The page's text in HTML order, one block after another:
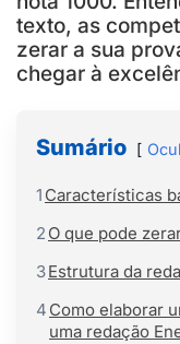
texto, as
zerar a sua
chegar à
Sumário
1 Características
2 O que pode
3Estrutura da
4 Como elaborar
uma redação